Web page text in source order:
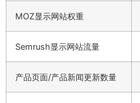
MOZ显示网站权重
Semrush显示网站流量
产品页面/产品新闻更新数量